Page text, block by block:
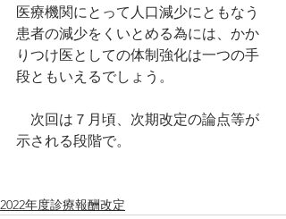
医療機関にとって人口減少にともなう
患者の減少をくいとめる為には、かか
りつけ医としての体制強化は一つの手
段ともいえるでしょう。
次回は７月頃、次期改定の論点等が
示される段階で。
2022年度診療報酬改定